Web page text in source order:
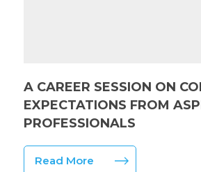
A CAREER SESSION ON
EXPECTATIONS FROM
PROFESSIONALS
Read More